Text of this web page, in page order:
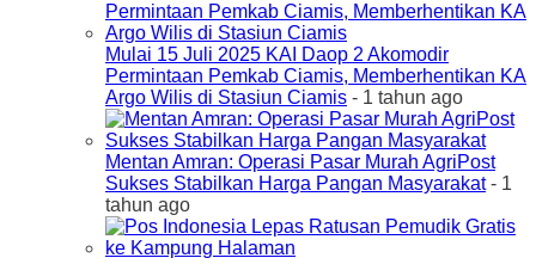
Mulai 15 Juli 2025 KAI Daop 2 Akomodir
Permintaan Pemkab Ciamis, Memberhentikan KA
Argo Wilis di Stasiun Ciamis - 1 tahun ago
Mentan Amran: Operasi Pasar Murah AgriPost
Sukses Stabilkan Harga Pangan Masyarakat- 1
tahun ago